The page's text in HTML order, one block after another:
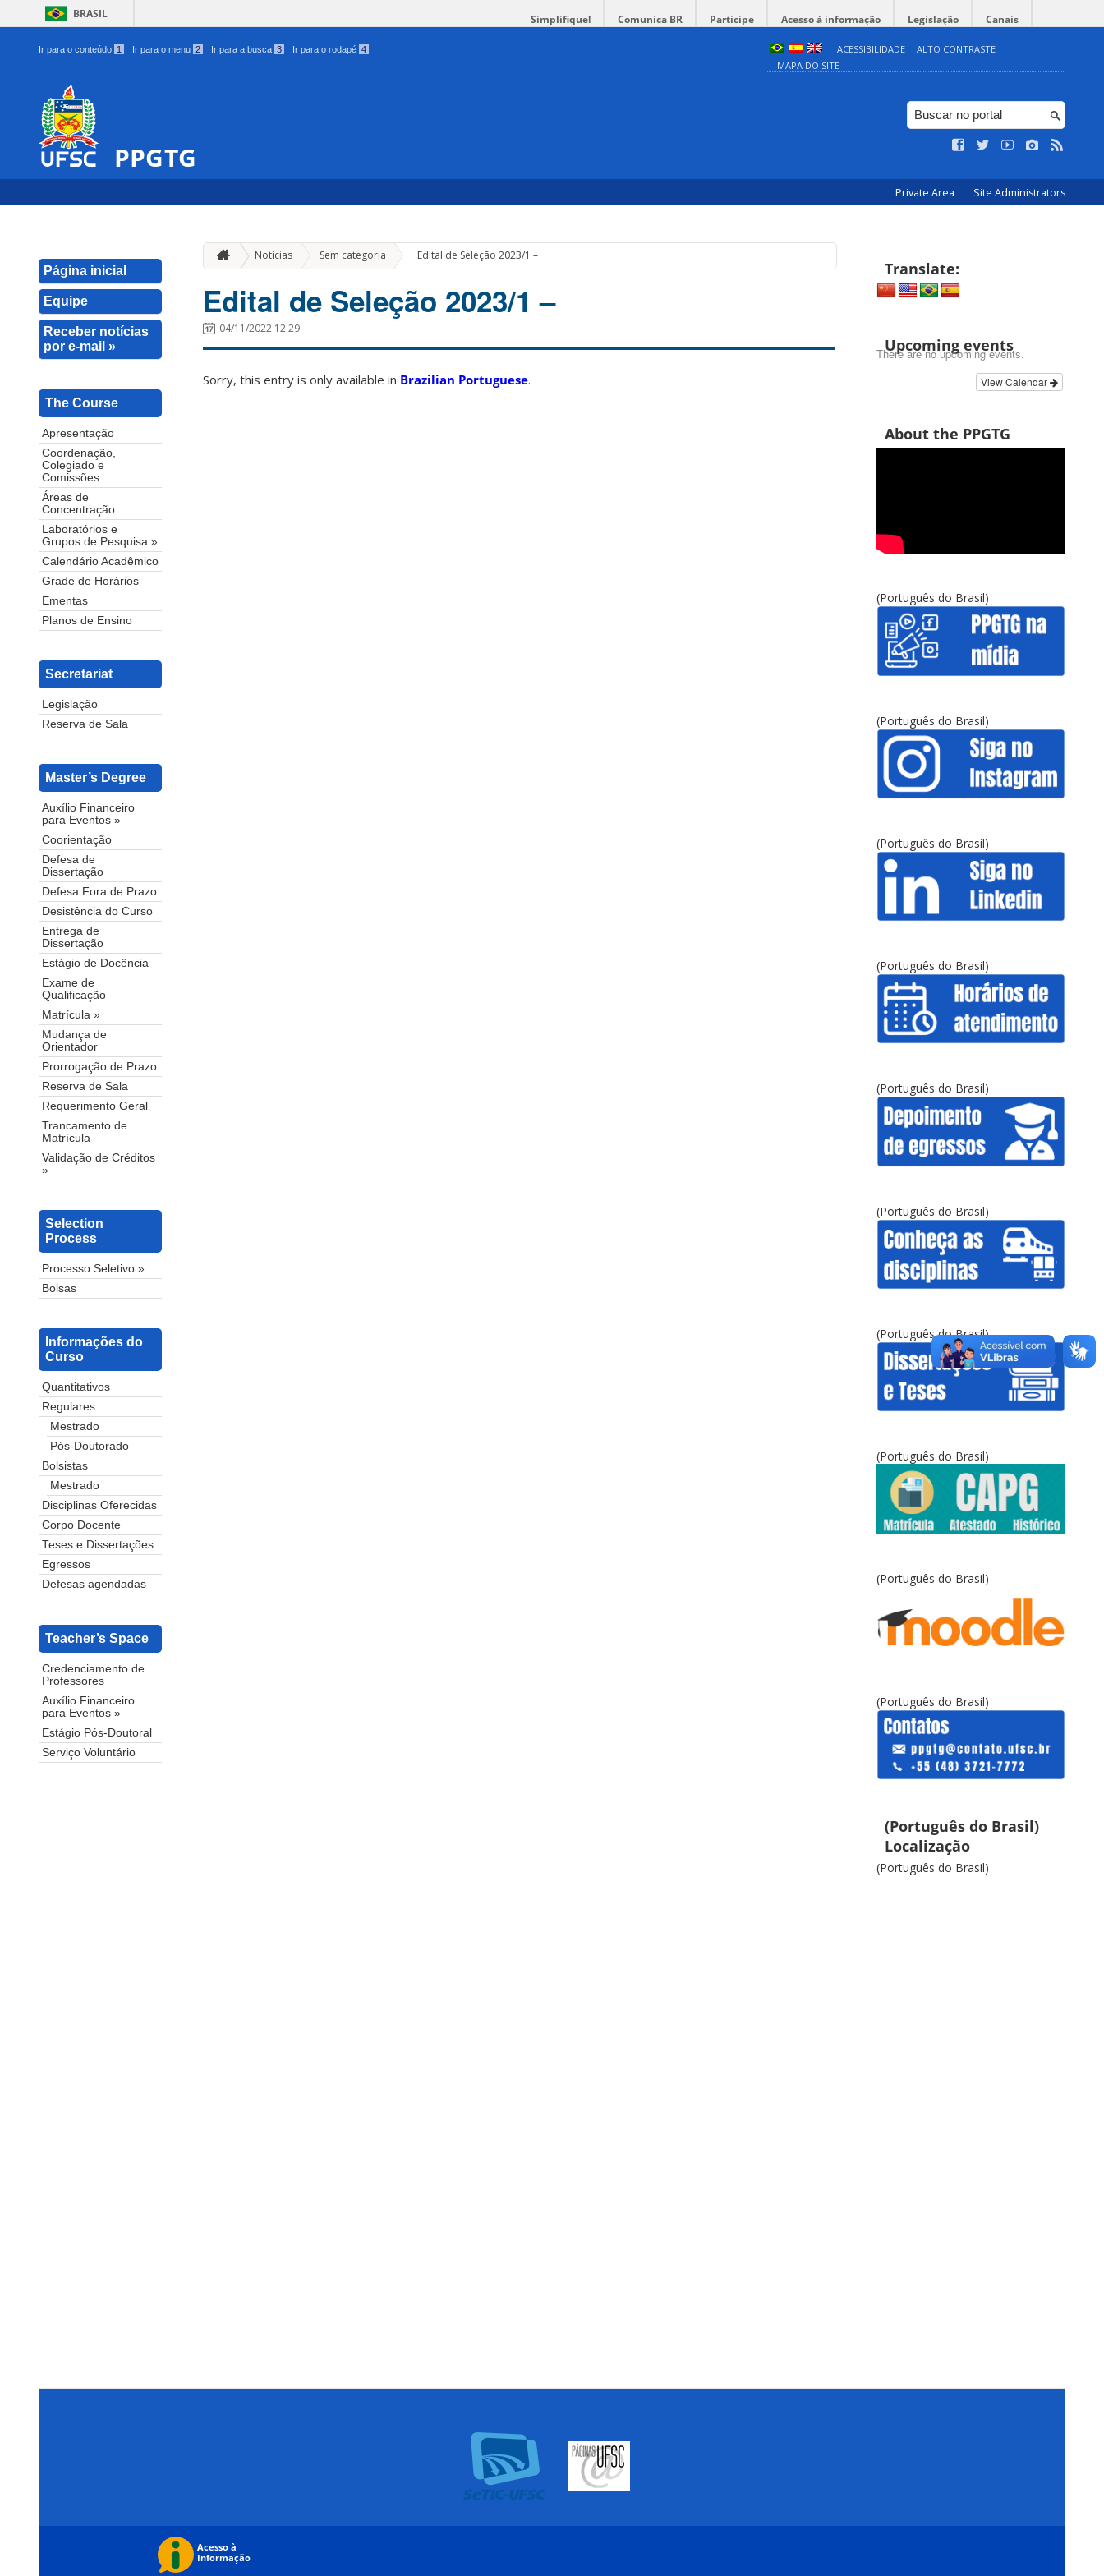
BRASIL Simplifique! Comunica BR Participe Acesso à informação Legislação Canais
Ir para o conteúdo 1 Ir para o menu 2 Ir para a busca 3 Ir para o rodapé 4 ACESSIBILIDADE
ALTO CONTRASTE
MAPA DO SITE
PPGTG
Private Area Site Administrators
Página inicial
Equipe
Receber notícias
por e-mail »
The Course
Apresentação
Coordenação,
Colegiado e
Comissões
Áreas de
Concentração
Laboratórios e
Grupos de Pesquisa »
Calendário Acadêmico
Grade de Horários
Ementas
Planos de Ensino
Secretariat
Legislação
Reserva de Sala
Master’s Degree
Auxílio Financeiro
para Eventos »
Coorientação
Defesa de
Dissertação
Defesa Fora de Prazo
Desistência do Curso
Entrega de
Dissertação
Estágio de Docência
Exame de
Qualificação
Matrícula »
Mudança de
Orientador
Prorrogação de Prazo
Reserva de Sala
Requerimento Geral
Trancamento de
Matrícula
Validação de Créditos
»
Selection
Process
Processo Seletivo »
Bolsas
Informações do
Curso
Quantitativos
Regulares
Mestrado
Pós-Doutorado
Bolsistas
Mestrado
Disciplinas Oferecidas
Corpo Docente
Teses e Dissertações
Egressos
Defesas agendadas
Teacher’s Space
Credenciamento de
Professores
Auxílio Financeiro
para Eventos »
Estágio Pós-Doutoral
Serviço Voluntário
Notícias Sem categoria » Edital de Seleção 2023/1 –
Edital de Seleção 2023/1 –
04/11/2022 12:29
Sorry, this entry is only available in Brazilian Portuguese.
Translate:
Upcoming events
There are no upcoming events.
View Calendar
About the PPGTG
(Português do Brasil)
(Português do Brasil)
(Português do Brasil)
(Português do Brasil)
(Português do Brasil)
(Português do Brasil)
(Português do Brasil)
(Português do Brasil)
(Português do Brasil)
(Português do Brasil)
(Português do Brasil)
Localização
(Português do Brasil)